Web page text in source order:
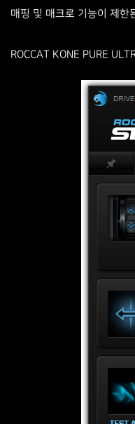
매핑 및 매크로 기능이 제한
ROCCAT KONE PURE